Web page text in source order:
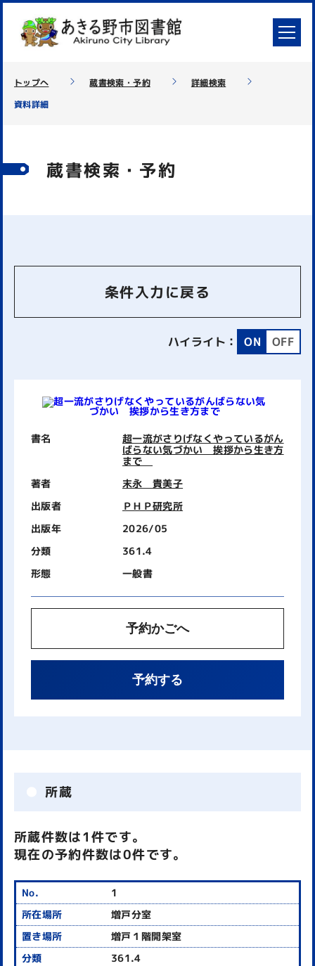
トップへ 蔵書検索・予約
詳細検索
資料詳細
蔵書検索・予約
条件入力に戻る
ハイライト： ON OFF
書名
超一流がさりげなくやっているがん
ばらない気づかい 挨拶から生き方
まで
著者
末永 貴美子
出版者
ＰＨＰ研究所
出版年
2026/05
分類
361.4
形態
一般書
予約かごへ
予約する
所蔵
所蔵件数は1件です。
現在の予約件数は0件です。
1
増戸分室
増戸１階開架室
361.4